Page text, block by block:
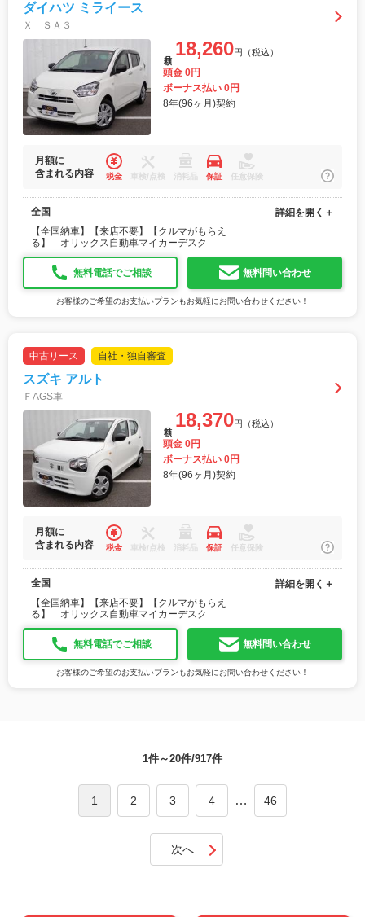
ダイハツ ミライース
Ｘ ＳＡ３
18,260円（税込）
頭金 0円
ボーナス払い 0円
8年(96ヶ月)契約
月額に
含まれる内容
税金 車検/点検 消耗品 保証 任意保険
全国
【全国納車】【来店不要】【クルマがもらえ
る】 オリックス自動車マイカーデスク
詳細を開く＋
無料電話でご相談 無料問い合わせ
お客様のご希望のお支払いプランもお気軽にお問い合わせください！
中古リース 自社・独自審査
スズキ アルト
ＦAGS車
18,370円（税込）
頭金 0円
ボーナス払い 0円
8年(96ヶ月)契約
月額に
含まれる内容
税金 車検/点検 消耗品 保証 任意保険
全国
【全国納車】【来店不要】【クルマがもらえ
る】 オリックス自動車マイカーデスク
詳細を開く＋
無料電話でご相談 無料問い合わせ
お客様のご希望のお支払いプランもお気軽にお問い合わせください！
1件～20件/917件
1 2 3 4 … 46
次へ